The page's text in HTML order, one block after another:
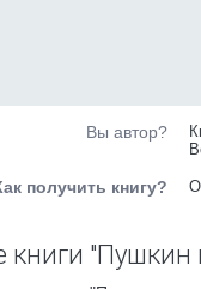
Вы автор?
получить книгу?
книги